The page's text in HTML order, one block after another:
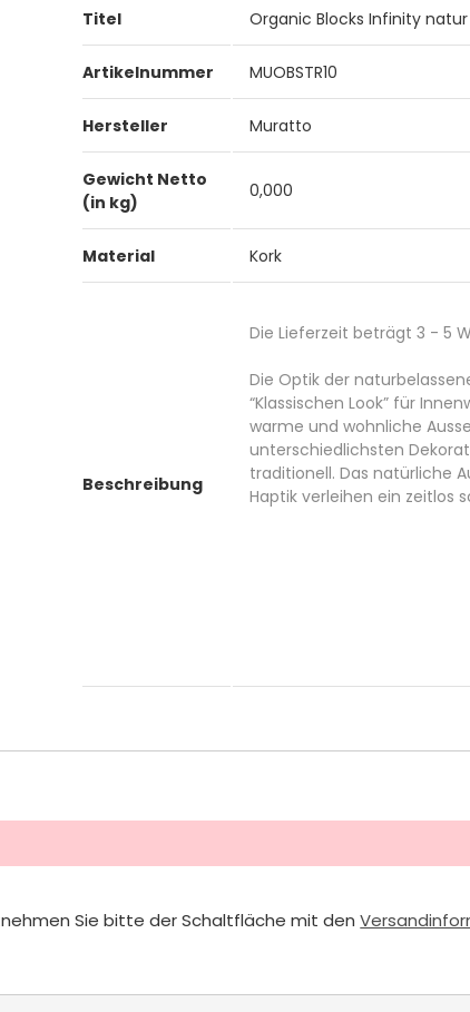
Titel Organic Blocks Infinity
Artikelnummer MUOBSTR10
Hersteller Muratto
Gewicht Netto
(in kg)
0,000
Material Kork
Beschreibung
Die Lieferzeit beträgt 3 - 5
Die Optik der
“Klassischen Look” für
warme und wohnliche
unterschiedlichsten
traditionell. Das natürliche
Haptik verleihen ein zeitlos
Sie bitte der Schaltfläche mit den